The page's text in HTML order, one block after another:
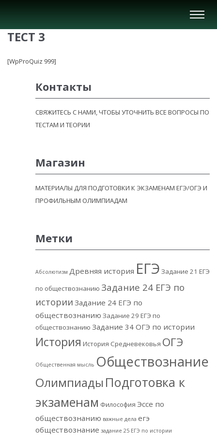
Вкл/
Выкл
ТЕСТ 3
[WpProQuiz 999]
Контакты
СВЯЖИТЕСЬ С НАМИ, ЧТОБЫ УТОЧНИТЬ ВСЕ ВОПРОСЫ ПО
ТЕСТАМ И ТЕОРИИ
Магазин
МАТЕРИАЛЫ ДЛЯ ПОДГОТОВКИ К ЭКЗАМЕНАМ ЕГЭ/ОГЭ И
ПРОФИЛЬНЫМ ОЛИМПИАДАМ
Метки
Абсолютизм Древняя история ЕГЭ Задание 21 ЕГЭ
по обществознанию Задание 24 ЕГЭ по
истории Задание 24 ЕГЭ по
обществознанию Задание 29 ЕГЭ по
обществознанию Задание 34 ОГЭ по истории
История История Средневековья ОГЭ
Общественная мысль Обществознание
Олимпиады Подготовка к
экзаменам Философия Эссе по
обществознанию важные дела егэ
обществознание задание 25 ЕГЭ по истории